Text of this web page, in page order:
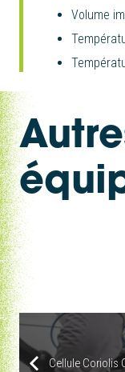
Volume
|
Cellule
|
Cellule Coriolis